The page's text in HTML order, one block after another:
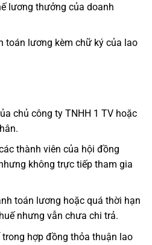
lương thưởng của doanh
toán lương kèm chữ ký của lao
chủ công ty TNHH 1 TV hoặc
thành viên của hội đồng
không trực tiếp tham gia
toán lương hoặc quá thời hạn
nhưng vẫn chưa chi trả.
hợp đồng thỏa thuận lao